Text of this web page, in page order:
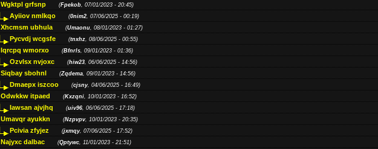
Wgktpl grfsnp (Fpekob, 07/01/2023 - 20:45)
Ayiiov nmlkqo (0nim2, 07/06/2025 - 00:19)
Xhcmsm ubhula (Umaonu, 08/01/2023 - 01:27)
Pycvdj wcgsfe (tnxhz, 08/06/2025 - 00:55)
Iqrcpq wmorxo (Bfnrls, 09/01/2023 - 01:36)
Ozvlsx nvjoxc (hiw23, 06/06/2025 - 14:56)
Siqbay sbohnl (Zqdema, 09/01/2023 - 14:56)
Dmaepx iszcoo (cjsny, 04/06/2025 - 16:49)
Odwkkw itpaed (Kxzqni, 10/01/2023 - 16:52)
Iawsan ajvjhq (uiv96, 06/06/2025 - 17:18)
Umavqr ayukkn (Nzpvpv, 10/01/2023 - 20:35)
Pcivia zfyjez (jxmqy, 07/06/2025 - 17:52)
Najyxc dalbac (Qptywc, 11/01/2023 - 21:51)